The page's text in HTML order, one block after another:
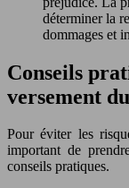
déterminer la
dommages et
Conseils
versement
Pour éviter les
important de
conseils pratiques.